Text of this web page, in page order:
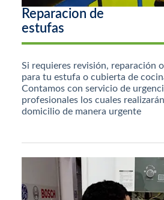
Reparacion de
estufas
Si requieres revisión, reparación
para tu estufa o cubierta de
Contamos con servicio de
profesionales los cuales
domicilio de manera urgente